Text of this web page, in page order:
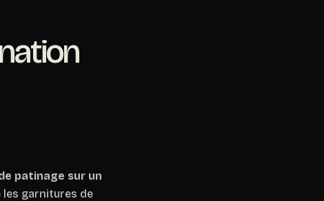
patinage sur un
les garnitures de